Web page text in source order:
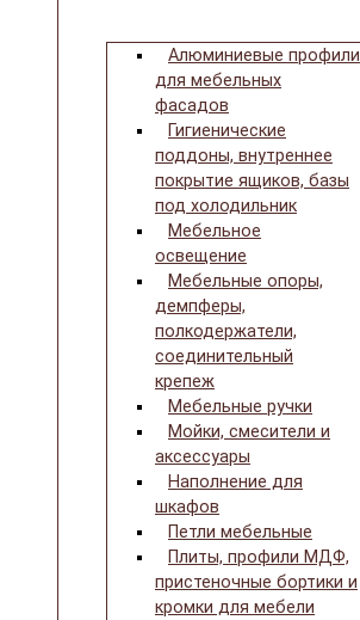
Алюминиевые профили
для мебельных
фасадов
Гигиенические
поддоны, внутреннее
покрытие ящиков, базы
под холодильник
Мебельное
освещение
Мебельные опоры,
демпферы,
полкодержатели,
соединительный
крепеж
Мебельные ручки
Мойки, смесители и
аксессуары
Наполнение для
шкафов
Петли мебельные
Плиты, профили МДФ,
пристеночные бортики и
кромки для мебели